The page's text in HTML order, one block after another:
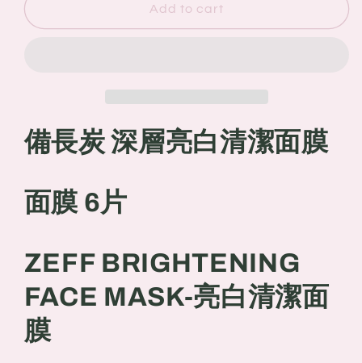
本
北
海
備
長
亮
清
潔
面
本
道
北
海
備
長
亮
清
Add to cart
備長炭 深層亮白清潔面膜
面膜 6片
ZEFF BRIGHTENING
FACE MASK-亮白清潔面
膜